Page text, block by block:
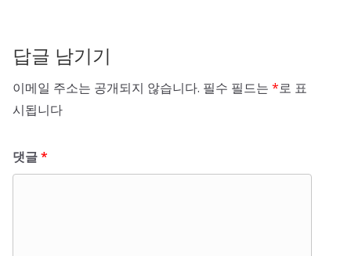
답글 남기기
이메일 주소는 공개되지 않습니다. 필수 필드는 *로 표
시됩니다
댓글*